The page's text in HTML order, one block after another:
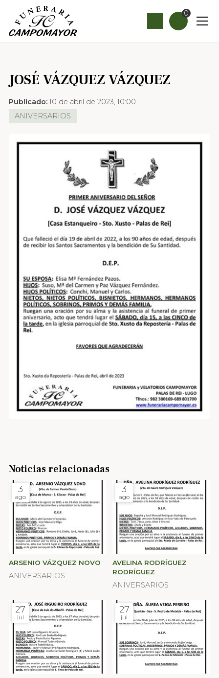
0
JOSÉ VÁZQUEZ VÁZQUEZ
Publicado: 10 de abril de 2023, 10:00
ANIVERSARIOS
Noticias relacionadas
3
ago
ARSENIO VÁZQUEZ NOVO
ANIVERSARIOS
3
ago
AVELINA RODRÍGUEZ
RODRÍGUEZ
ANIVERSARIOS
27
jul
27
jul